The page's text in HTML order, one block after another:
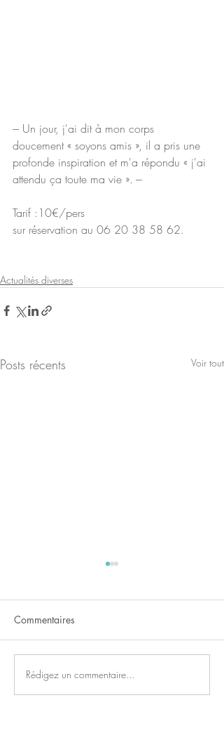
--- Un jour, j'ai dit à mon corps
doucement « soyons amis », il a pris une
profonde inspiration et m'a répondu « j'ai
attendu ça toute ma vie ». ---
Tarif :10€/pers
sur réservation au 06 20 38 58 62.
Actualités diverses
Posts récents Voir tout
Nuit étoilée
Commentaires
Rédigez un commentaire...